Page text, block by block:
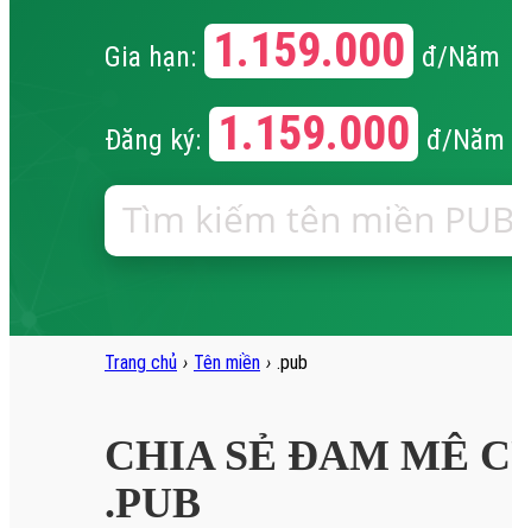
Gia hạn: 1.159.000 đ/Năm
Đăng ký: 1.159.000 đ/Năm
Trang chủ › Tên miền › .pub
CHIA SẺ ĐAM MÊ
.PUB